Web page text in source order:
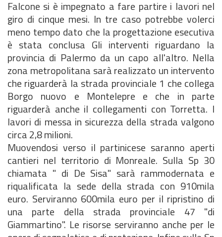
Falcone si è impegnato a fare partire i lavori nel
giro di cinque mesi. In tre caso potrebbe volerci
meno tempo dato che la progettazione esecutiva
è stata conclusa Gli interventi riguardano la
provincia di Palermo da un capo all'altro. Nella
zona metropolitana sarà realizzato un intervento
che riguarderà la strada provinciale 1 che collega
Borgo nuovo e Montelepre e che in parte
riguarderà anche il collegamenti con Torretta. I
lavori di messa in sicurezza della strada valgono
circa 2,8 milioni.
Muovendosi verso il partinicese saranno aperti
cantieri nel territorio di Monreale. Sulla Sp 30
chiamata " di De Sisa" sarà rammodernata e
riqualificata la sede della strada con 910mila
euro. Serviranno 600mila euro per il ripristino di
una parte della strada provinciale 47 "di
Giammartino". Le risorse serviranno anche per le